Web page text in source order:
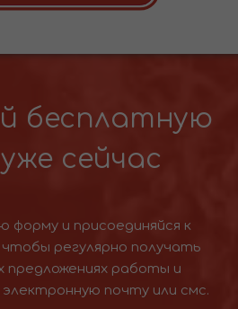
бесплатную
сейчас
форму и присоединяйся к
чтобы регулярно получать
предложениях работы и
почту или смс.